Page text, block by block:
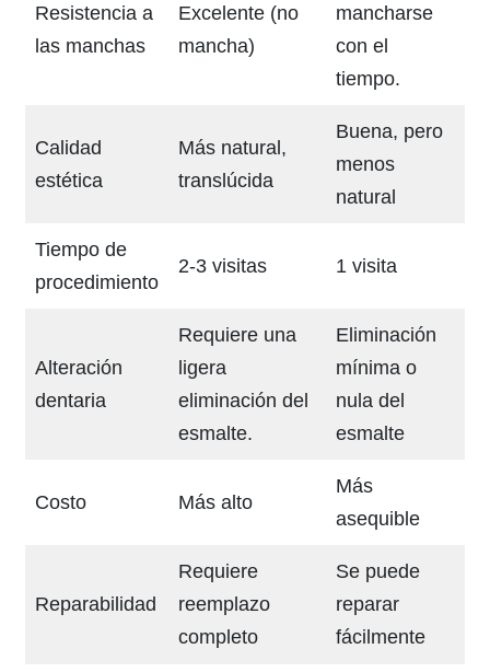
Resistencia a
las manchas
Excelente (no
mancha)
mancharse
con el
tiempo.
Calidad
estética
Más natural,
translúcida
Buena, pero
menos
natural
Tiempo de
procedimiento
2-3 visitas 1 visita
Alteración
dentaria
Requiere una
ligera
eliminación del
esmalte.
Eliminación
mínima o
nula del
esmalte
Costo Más alto
Más
asequible
Reparabilidad
Requiere
reemplazo
completo
Se puede
reparar
fácilmente